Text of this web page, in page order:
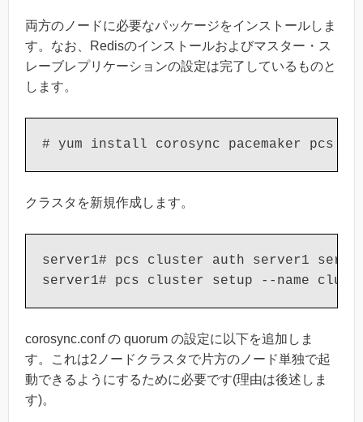
両方のノードに必要なパッケージをインストールしま
す。なお、Redisのインストールおよびマスター・ス
レーブレプリケーションの設定は完了しているものと
します。
# yum install corosync pacemaker pcs
クラスタを新規作成します。
server1# pcs cluster auth server1
server1# pcs cluster setup --name
corosync.conf の quorum の設定に以下を追加しま
す。これは2ノードクラスタで片方のノード単独で起
動できるようにするために必要です(理由は後述しま
す)。